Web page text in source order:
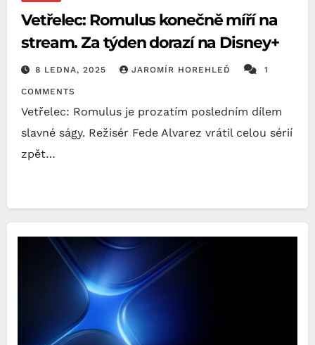
Vetřelec: Romulus konečně míří na
stream. Za týden dorazí na Disney+
8 LEDNA, 2025 JAROMÍR HOREHLEĎ 1
COMMENTS
Vetřelec: Romulus je prozatím posledním dílem
slavné ságy. Režisér Fede Alvarez vrátil celou sérií
zpět…